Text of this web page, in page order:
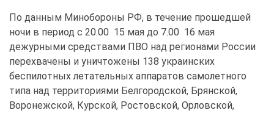
По данным Минобороны РФ, в течение прошедшей
ночи в период с 20.00 15 мая до 7.00 16 мая
дежурными средствами ПВО над регионами России
перехвачены и уничтожены 138 украинских
беспилотных летательных аппаратов самолетного
типа над территориями Белгородской, Брянской,
Воронежской, Курской, Ростовской, Орловской,